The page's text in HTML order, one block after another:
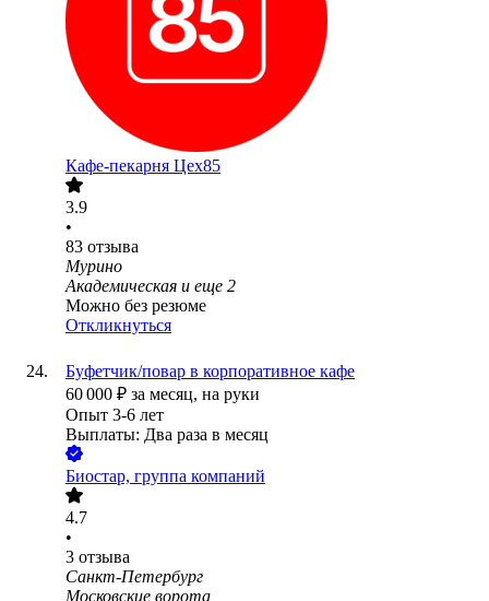
Кафе-пекарня Цех85
3.9
•
83 отзыва
Мурино
Академическая и еще 2
Можно без резюме
Откликнуться
Буфетчик/повар в корпоративное кафе
60 000 ₽ за месяц, на руки
Опыт 3-6 лет
Выплаты: Два раза в месяц
Биостар, группа компаний
4.7
•
3 отзыва
Санкт-Петербург
Московские ворота